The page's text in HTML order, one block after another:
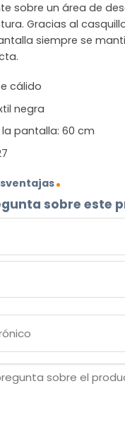
sobre un área de
Gracias al
siempre se
cálido
negra
pantalla: 60 cm
sobre este